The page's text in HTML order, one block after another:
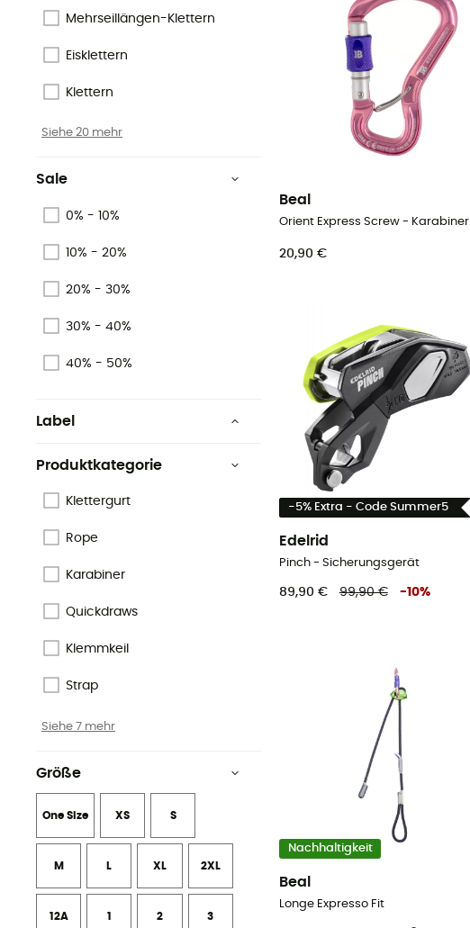
Mehrseillängen-Klettern
Eisklettern
Klettern
Siehe 20 mehr
Sale
0% - 10%
10% - 20%
20% - 30%
30% - 40%
40% - 50%
Label
Garantie
Oeko-Tex
Recycelt
Ökologischen
Responsible Wool Standard
Fair Trade Certified™
Siehe 2 mehr
Produktkategorie
Klettergurt
Rope
Karabiner
Quickdraws
Klemmkeil
Strap
Siehe 7 mehr
Größe
One Size XS S
M L XL 2XL
12A 1 2 3
Beal
Orient Express Screw - Karabiner
20,90 €
-5% Extra - Code Summer5
Edelrid
Pinch - Sicherungsgerät
89,90 € 99,90 € -10%
Nachhaltigkeit
Beal
Longe Expresso Fit